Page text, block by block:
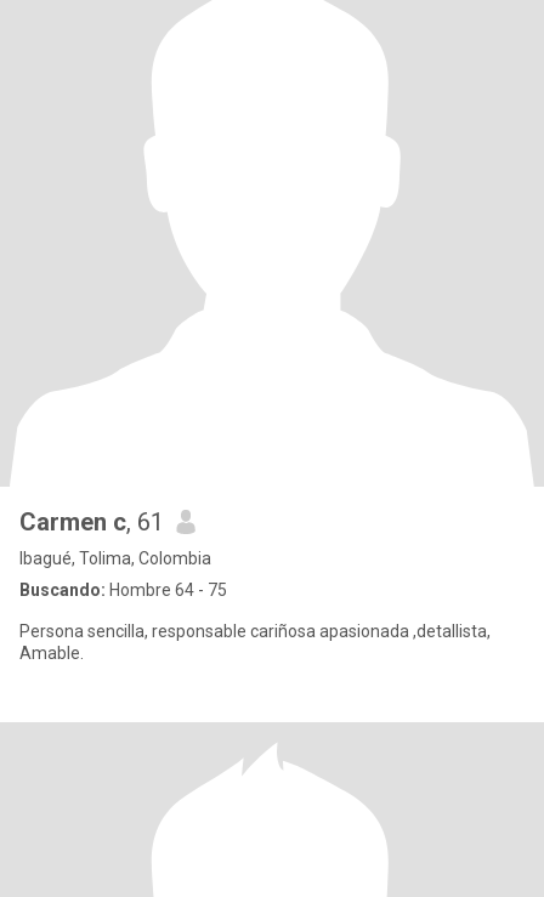
Carmen c, 61
Ibagué, Tolima, Colombia
Buscando: Hombre 64 - 75
Persona sencilla, responsable cariñosa apasionada ,detallista,
Amable.